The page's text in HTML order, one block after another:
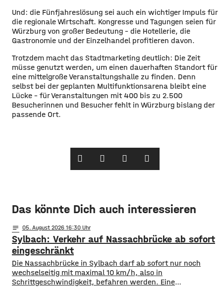
​Und: die Fünfjahreslösung sei auch ein wichtiger Impuls für
die regionale Wirtschaft. Kongresse und Tagungen seien für
Würzburg von großer Bedeutung – die Hotellerie, die
Gastronomie und der Einzelhandel profitieren davon.
​Trotzdem macht das Stadtmarketing deutlich: Die Zeit
müsse genutzt werden, um einen dauerhaften Standort für
eine mittelgroße Veranstaltungshalle zu finden. Denn
selbst bei der geplanten Multifunktionsarena bleibt eine
Lücke – für Veranstaltungen mit 400 bis zu 2.500
Besucherinnen und Besucher fehlt in Würzburg bislang der
passende Ort. ​
Das könnte Dich auch interessieren
notes 05. August 2026 16:30
Sylbach: Verkehr auf Nassachbrücke ab sofort
eingeschränkt
Die Nassachbrücke in Sylbach darf ab sofort nur noch
wechselseitig mit maximal 10 km/h, also in
Schrittgeschwindigkeit, befahren werden. Eine